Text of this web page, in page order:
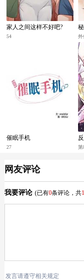
家人之间这样不好吧?
54
外
♡
催眠手机
27
活
第
网友评论
我要评论 (已有0条评论，共
发言请遵守相关规定